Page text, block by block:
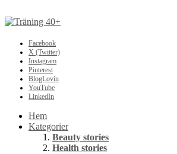
Facebook
X (Twitter)
Instagram
Pinterest
BlogLovin
YouTube
LinkedIn
Hem
Kategorier
Beauty stories
Health stories